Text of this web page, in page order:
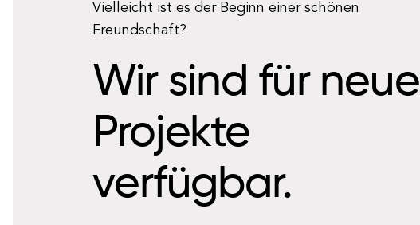
Vielleicht ist es der Beginn einer schönen
Freundschaft?
Wir sind für neue
Projekte
verfügbar.